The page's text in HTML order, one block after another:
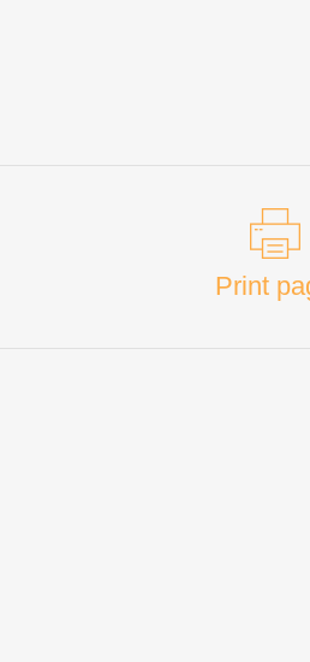
Print